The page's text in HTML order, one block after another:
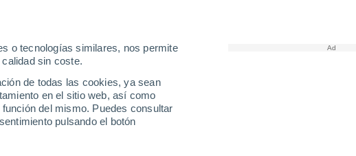
o tecnologías similares, nos permite
sin coste.
de todas las cookies, ya sean
en el sitio web, así como
del mismo. Puedes consultar
pulsando el botón
(Sicilia), Italia. Los bomberos realizan cientos de rescates de personas